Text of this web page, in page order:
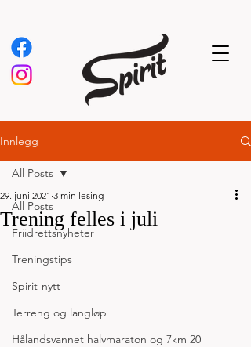
Innlegg
All Posts
Friidrettsnyheter
Treningstips
Spirit-nytt
Terreng og langløp
Hålandsvannet halvmaraton og 7km 20
All Posts
Trening felles i juli
29. juni 2021 3 min lesing